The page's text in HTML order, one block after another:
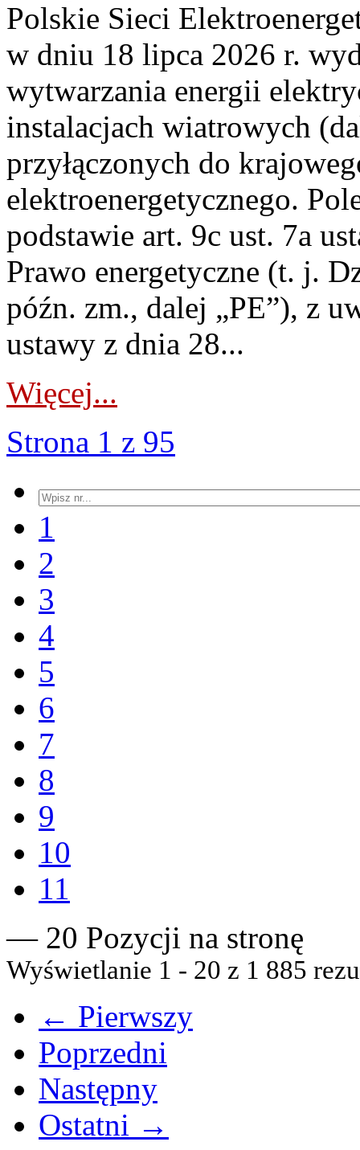
Polskie Sieci
w dniu 18 lipca 2026 r.
wytwarzania energii
instalacjach wiatrowych
przyłączonych do
elektroenergetycznego.
podstawie art. 9c ust. 7a
Prawo energetyczne (t. j.
późn. zm., dalej „PE”), z
ustawy z dnia 28...
Więcej...
Strona 1 z 95
1
2
3
4
5
6
7
8
9
10
11
— 20 Pozycji na stronę
Wyświetlanie 1 - 20 z 1 885
← Pierwszy
Poprzedni
Następny
Ostatni →